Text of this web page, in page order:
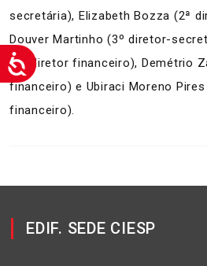
secretária), Elizabeth Bozza (2ª
Douver Martinho (3º diretor-
(1º diretor financeiro), Demétrio
financeiro) e Ubiraci Moreno
financeiro).
EDIF. SEDE CIESP